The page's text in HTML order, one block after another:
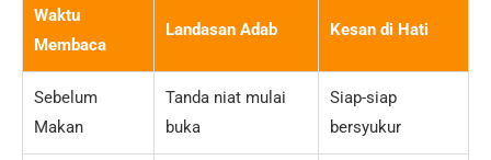
Waktu
Membaca
Landasan Adab Kesan di Hati
Sebelum
Makan
Tanda niat mulai
buka
Siap-siap
bersyukur